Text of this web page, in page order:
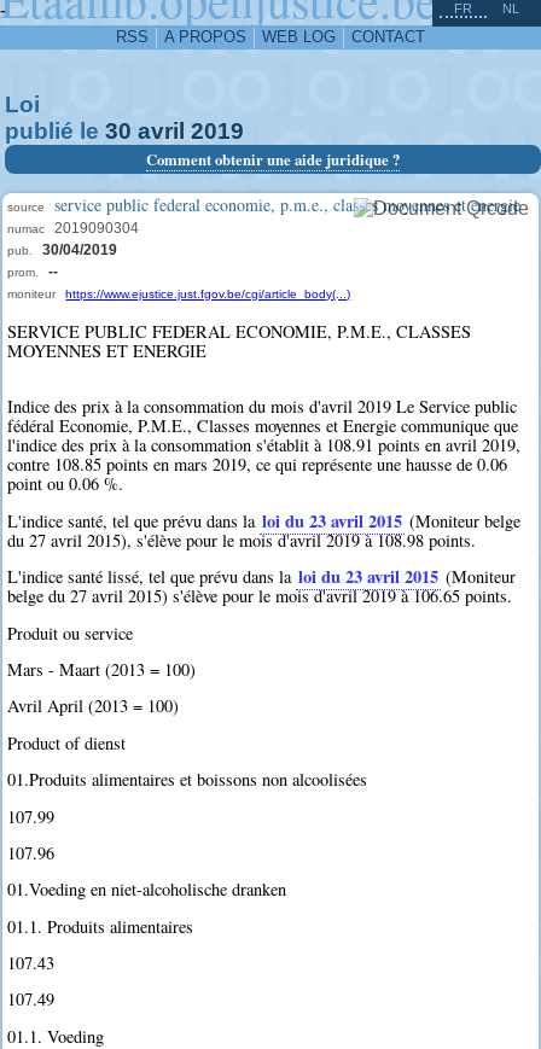
-
RSS A PROPOS WEB LOG CONTACT
FR NL
Loi
publié le 30 avril 2019
Comment obtenir une aide juridique ?
source service public federal economie, p.m.e., classes moyennes et energie
numac 2019090304
pub. 30/04/2019
prom. --
moniteur https://www.ejustice.just.fgov.be/cgi/article_body(...)
SERVICE PUBLIC FEDERAL ECONOMIE, P.M.E., CLASSES
MOYENNES ET ENERGIE
Indice des prix à la consommation du mois d'avril 2019 Le Service public
fédéral Economie, P.M.E., Classes moyennes et Energie communique que
l'indice des prix à la consommation s'établit à 108.91 points en avril 2019,
contre 108.85 points en mars 2019, ce qui représente une hausse de 0.06
point ou 0.06 %.
L'indice santé, tel que prévu dans la loi du 23 avril 2015 (Moniteur belge
du 27 avril 2015), s'élève pour le mois d'avril 2019 à 108.98 points.
L'indice santé lissé, tel que prévu dans la loi du 23 avril 2015 (Moniteur
belge du 27 avril 2015) s'élève pour le mois d'avril 2019 à 106.65 points.
Produit ou service
Mars - Maart (2013 = 100)
Avril April (2013 = 100)
Product of dienst
01.Produits alimentaires et boissons non alcoolisées
107.99
107.96
01.Voeding en niet-alcoholische dranken
01.1. Produits alimentaires
107.43
107.49
01.1. Voeding
^